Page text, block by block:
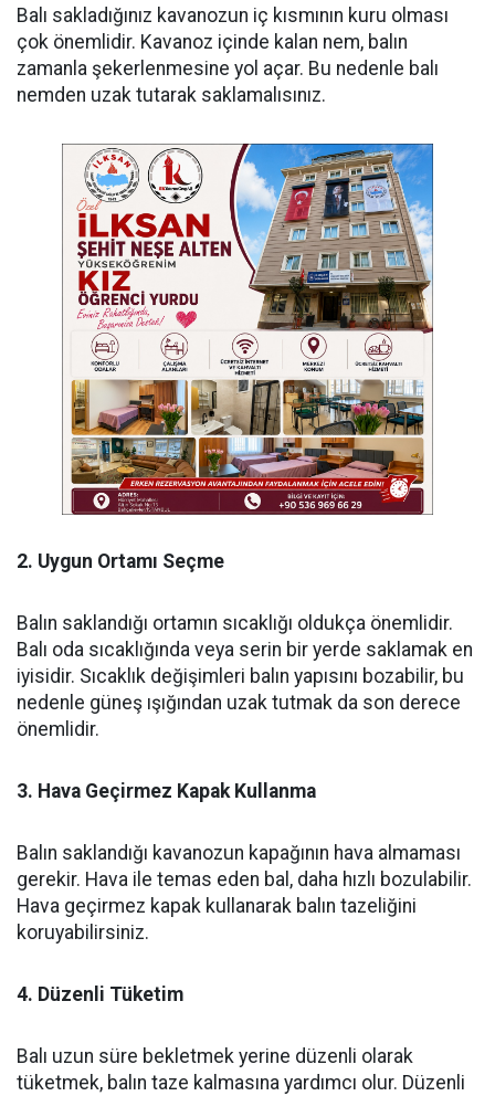
Balı sakladığınız kavanozun iç kısmının kuru olması
çok önemlidir. Kavanoz içinde kalan nem, balın
zamanla şekerlenmesine yol açar. Bu nedenle balı
nemden uzak tutarak saklamalısınız.
2. Uygun Ortamı Seçme
Balın saklandığı ortamın sıcaklığı oldukça önemlidir.
Balı oda sıcaklığında veya serin bir yerde saklamak en
iyisidir. Sıcaklık değişimleri balın yapısını bozabilir, bu
nedenle güneş ışığından uzak tutmak da son derece
önemlidir.
3. Hava Geçirmez Kapak Kullanma
Balın saklandığı kavanozun kapağının hava almaması
gerekir. Hava ile temas eden bal, daha hızlı bozulabilir.
Hava geçirmez kapak kullanarak balın tazeliğini
koruyabilirsiniz.
4. Düzenli Tüketim
Balı uzun süre bekletmek yerine düzenli olarak
tüketmek, balın taze kalmasına yardımcı olur. Düzenli